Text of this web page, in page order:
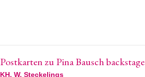
Postkarten zu Pina Bausch backstage
KH. W. Steckelings